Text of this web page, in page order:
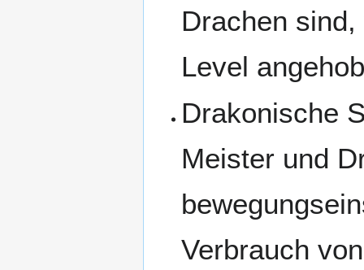
Drachen
Level
Drakonische
Meister und
Verbrauch